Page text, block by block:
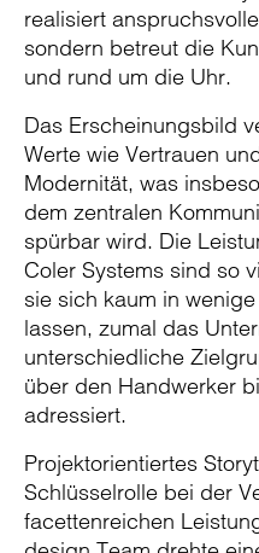
realisiert
sondern betreut die
und rund um die Uhr.
Das Erscheinungsbild
Werte wie Vertrauen
Modernität, was
dem zentralen
spürbar wird. Die
Coler Systems sind so
sie sich kaum in
lassen, zumal das
unterschiedliche
über den Handwerker
adressiert.
Projektorientiertes
Schlüsselrolle bei der
facettenreichen